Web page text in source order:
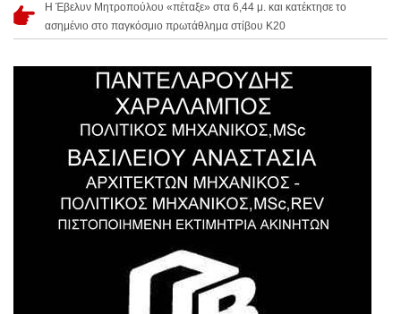
Η Έβελυν Μητροπούλου «πέταξε» στα 6,44 μ. και κατέκτησε το
ασημένιο στο παγκόσμιο πρωτάθλημα στίβου Κ20